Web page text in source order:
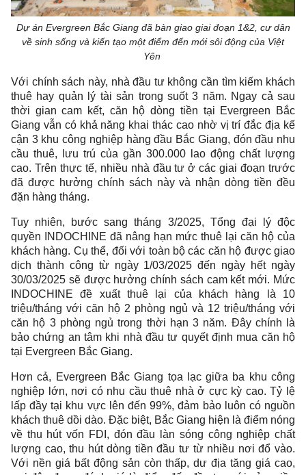
Dự án Evergreen Bắc Giang đã bàn giao giai đoạn 1&2, cư dân
về sinh sống và kiến tạo một điểm đến mới sôi động của Việt
Yên
Với chính sách này, nhà đầu tư không cần tìm kiếm khách
thuê hay quản lý tài sản trong suốt 3 năm. Ngay cả sau
thời gian cam kết, căn hộ dòng tiền tại Evergreen Bắc
Giang vẫn có khả năng khai thác cao nhờ vị trí đắc địa kế
cận 3 khu công nghiệp hàng đầu Bắc Giang, đón đầu nhu
cầu thuê, lưu trú của gần 300.000 lao động chất lượng
cao. Trên thực tế, nhiều nhà đầu tư ở các giai đoạn trước
đã được hưởng chính sách này và nhận dòng tiền đều
đặn hàng tháng.
Tuy nhiên, bước sang tháng 3/2025, Tổng đại lý độc
quyền INDOCHINE đã nâng hạn mức thuê lại căn hộ của
khách hàng. Cụ thể, đối với toàn bộ các căn hộ được giao
dịch thành công từ ngày 1/03/2025 đến ngày hết ngày
30/03/2025 sẽ được hưởng chính sách cam kết mới. Mức
INDOCHINE đề xuất thuê lại của khách hàng là 10
triệu/tháng với căn hộ 2 phòng ngủ và 12 triệu/tháng với
căn hộ 3 phòng ngủ trong thời hạn 3 năm. Đây chính là
bảo chứng an tâm khi nhà đầu tư quyết định mua căn hộ
tại Evergreen Bắc Giang.
Hơn cả, Evergreen Bắc Giang tọa lạc giữa ba khu công
nghiệp lớn, nơi có nhu cầu thuê nhà ở cực kỳ cao. Tỷ lệ
lấp đầy tại khu vực lên đến 99%, đảm bảo luôn có nguồn
khách thuê dồi dào. Đặc biệt, Bắc Giang hiện là điểm nóng
về thu hút vốn FDI, đón đầu làn sóng công nghiệp chất
lượng cao, thu hút dòng tiền đầu tư từ nhiều nơi đổ vào.
Với nền giá bất động sản còn thấp, dư địa tăng giá cao,